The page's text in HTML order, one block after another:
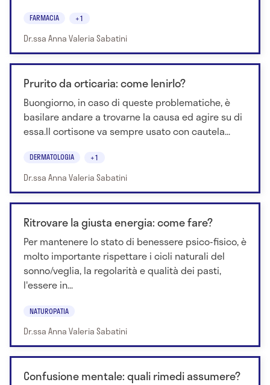
FARMACIA +1
Dr.ssa Anna Valeria Sabatini
Prurito da orticaria: come lenirlo?
Buongiorno, in caso di queste problematiche, è
basilare andare a trovarne la causa ed agire su di
essa.Il cortisone va sempre usato con cautela...
DERMATOLOGIA +1
Dr.ssa Anna Valeria Sabatini
Ritrovare la giusta energia: come fare?
Per mantenere lo stato di benessere psico-fisico, è
molto importante rispettare i cicli naturali del
sonno/veglia, la regolarità e qualità dei pasti,
l'essere in...
NATUROPATIA
Dr.ssa Anna Valeria Sabatini
Confusione mentale: quali rimedi assumere?